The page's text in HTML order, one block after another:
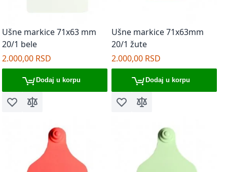
Ušne markice 71x63 mm
20/1 bele
2.000,00 RSD
Dodaj u korpu
Dodaj u listu želja
Dodaj za poređenje
Ušne markice 71x63mm
20/1 žute
2.000,00 RSD
Dodaj u korpu
Dodaj u listu želja
Dodaj za poređenje